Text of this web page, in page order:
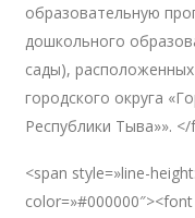
образовательную
дошкольного
сады),
городского округа
Республики Тыва»».
<span style=»line-